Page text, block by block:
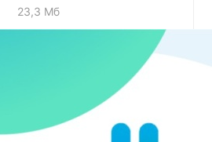
23,3 Мб